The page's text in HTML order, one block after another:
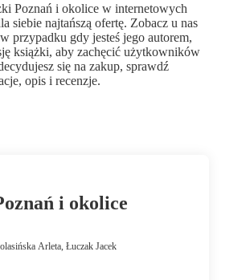
Poznań i okolice w internetowych
siebie najtańszą ofertę. Zobacz u nas
przypadku gdy jesteś jego autorem,
książki, aby zachęcić użytkowników
się na zakup, sprawdź
opis i recenzje.